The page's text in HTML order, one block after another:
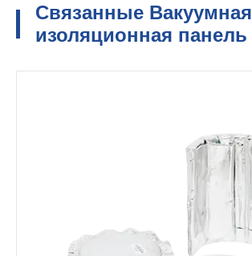
Связанные Вакуумная
изоляционная панель